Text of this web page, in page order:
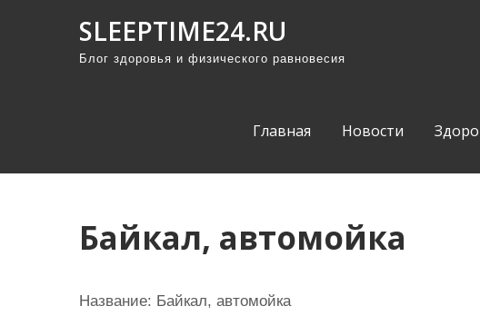
SLEEPTIME24.RU
Блог здоровья и физического равновесия
Главная Новости
Байкал, автомойка
Название: Байкал, автомойка